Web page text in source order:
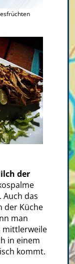
der
das
der Küche
man
mittlerweile
in einem
kommt.